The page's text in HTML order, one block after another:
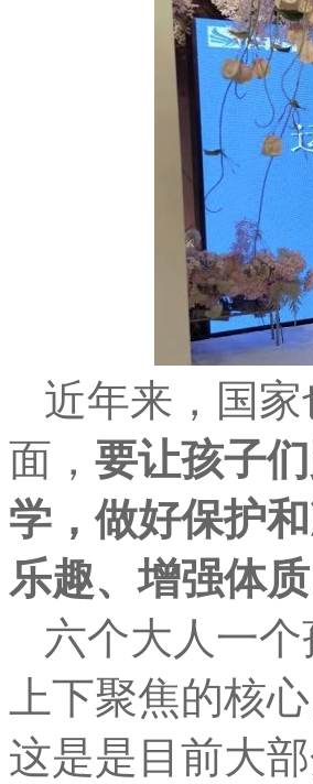
近年来，国
面， 要让孩子
学，做好保护
乐趣、增强体
六个大人一
上下聚焦的核心
这是是目前大